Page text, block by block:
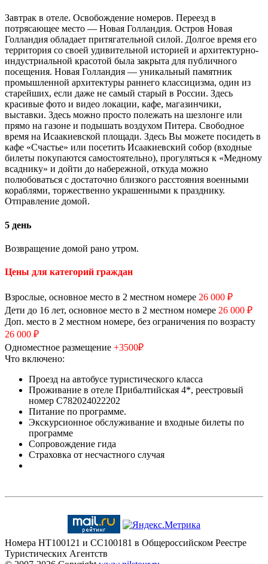
Завтрак в отеле. Освобождение номеров. Переезд в
потрясающее место — Новая Голландия. Остров Новая
Голландия обладает притягательной силой. Долгое время его
территория со своей удивительной историей и архитектурно-
индустриальной красотой была закрыта для публичного
посещения. Новая Голландия — уникальный памятник
промышленной архитектуры раннего классицизма, один из
старейших, если даже не самый старый в России. Здесь
красивые фото и видео локации, кафе, магазинчики,
выставки. Здесь можно просто полежать на шезлонге или
прямо на газоне и подышать воздухом Питера. Свободное
время на Исаакиевской площади. Здесь Вы можете посидеть в
кафе «Счастье» или посетить Исаакиевский собор (входные
билеты покупаются самостоятельно), прогуляться к «Медному
всаднику» и дойти до набережной, откуда можно
полюбоваться с достаточно близкого расстояния военными
кораблями, торжественно украшенными к празднику.
Отправление домой.
5 день
Возвращение домой рано утром.
Цены для категорий граждан
Взрослые, основное место в 2 местном номере 26 000 ₽
Дети до 16 лет, основное место в 2 местном номере 26 000 ₽
Доп. место в 2 местном номере, без ограничения по возрасту
26 000 ₽
Одноместное размещение +3500₽
Что включено:
Проезд на автобусе туристического класса
Проживание в отеле Прибалтийская 4*, реестровый
номер С782024022202
Питание по программе.
Экскурсионное обслуживание и входные билеты по
программе
Сопровождение гида
Страховка от несчастного случая
Номера HT100121 и CC100181 в Общероссийском Реестре
Туристических Агентств